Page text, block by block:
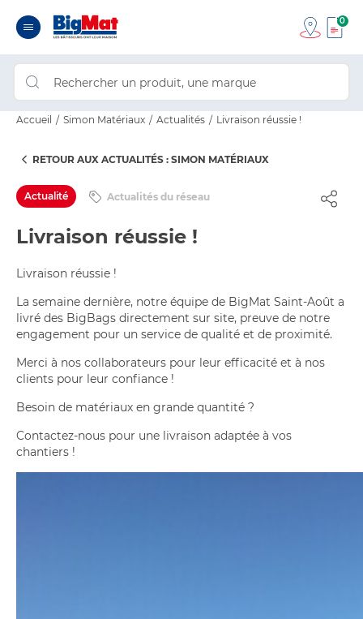
0
Accueil Simon Matériaux Actualités Livraison réussie !
RETOUR AUX ACTUALITÉS : SIMON MATÉRIAUX
Actualité Actualités du réseau
Livraison réussie !
Livraison réussie !
La semaine dernière, notre équipe de BigMat Saint-Août a
livré des BigBags directement sur site, preuve de notre
engagement pour un service de qualité et de proximité.
Merci à nos collaborateurs pour leur efficacité et à nos
clients pour leur confiance !
Besoin de matériaux en grande quantité ?
Contactez-nous pour une livraison adaptée à vos
chantiers !